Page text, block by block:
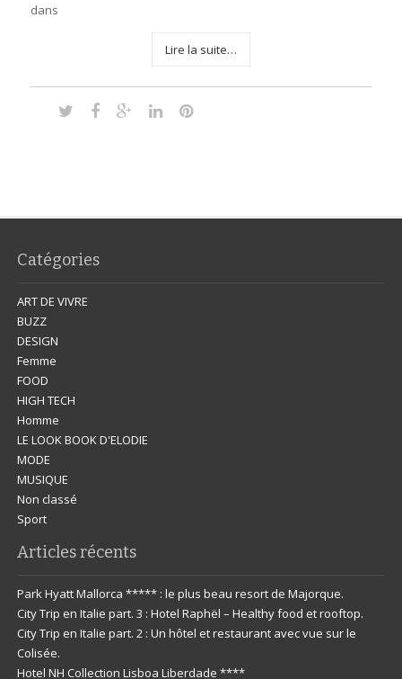
dans
Lire la suite…
Catégories
ART DE VIVRE
BUZZ
DESIGN
Femme
FOOD
HIGH TECH
Homme
LE LOOK BOOK D'ELODIE
MODE
MUSIQUE
Non classé
Sport
Articles récents
Park Hyatt Mallorca ***** : le plus beau resort de Majorque.
City Trip en Italie part. 3 : Hotel Raphël – Healthy food et rooftop.
City Trip en Italie part. 2 : Un hôtel et restaurant avec vue sur le
Colisée.
Hotel NH Collection Lisboa Liberdade ****